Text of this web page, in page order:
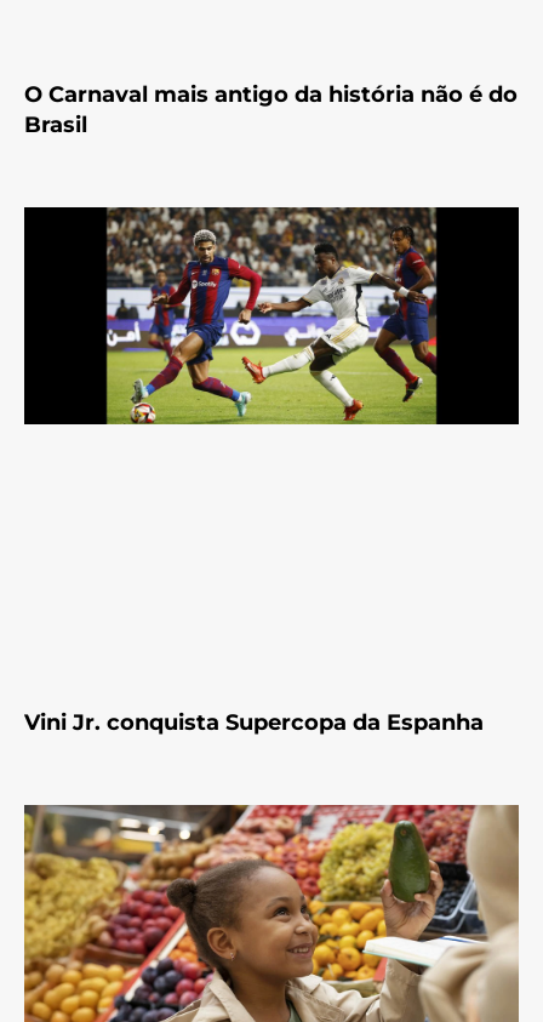
O Carnaval mais antigo da história não é do
Brasil
Vini Jr. conquista Supercopa da Espanha